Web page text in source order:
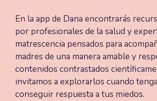
En la app de Dana encontrarás
por profesionales de la salud y
matrescencia pensados para
madres de una manera amable y
contenidos contrastados
invitamos a explorarlos cuando
conseguir respuesta a tus miedos.